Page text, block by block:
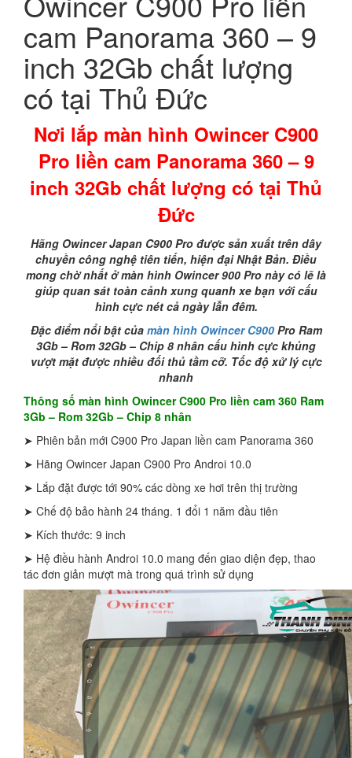
cam Panorama 360 – 9
inch 32Gb chất lượng
có tại Thủ Đức
Nơi lắp màn hình Owincer C900
Pro liền cam Panorama 360 – 9
inch 32Gb chất lượng có tại Thủ
Đức
Hãng Owincer Japan C900 Pro được sản xuất trên dây
chuyền công nghệ tiên tiến, hiện đại Nhật Bản. Điều
mong chờ nhất ở màn hình Owincer 900 Pro này có lẽ là
giúp quan sát toàn cảnh xung quanh xe bạn với cấu
hình cực nét cả ngày lẫn đêm.
Đặc điểm nổi bật của màn hình Owincer C900Pro Ram
3Gb – Rom 32Gb – Chip 8 nhân cấu hình cực khủng
vượt mặt được nhiều đối thủ tầm cỡ. Tốc độ xử lý cực
nhanh
Thông số màn hình Owincer C900 Pro liền cam 360 Ram
3Gb – Rom 32Gb – Chip 8 nhân
➤ Phiên bản mới C900 Pro Japan liền cam Panorama 360
➤ Hãng Owincer Japan C900 Pro Androi 10.0
➤ Lắp đặt được tới 90% các dòng xe hơi trên thị trường
➤ Chế độ bảo hành 24 tháng. 1 đổi 1 năm đầu tiên
➤ Kích thước: 9 inch
➤ Hệ điều hành Androi 10.0 mang đến giao diện đẹp, thao
tác đơn giản mượt mà trong quá trình sử dụng